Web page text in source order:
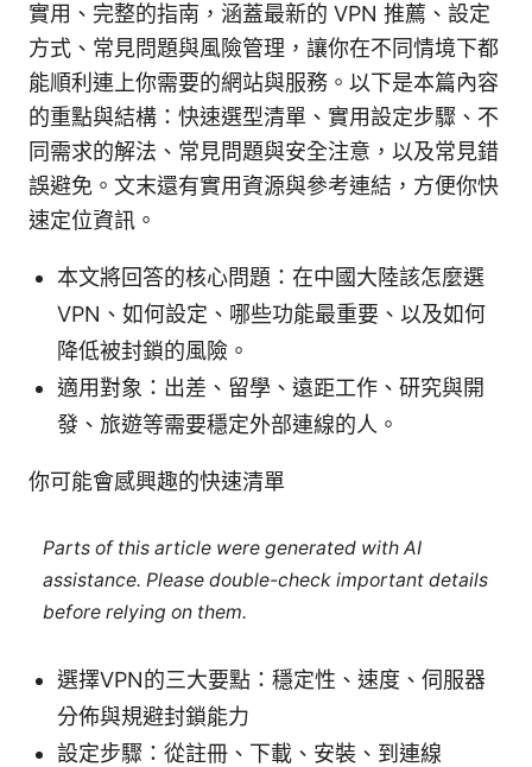
實用、完整的指南，涵蓋最新的 VPN 推薦、設定
方式、常見問題與風險管理，讓你在不同情境下都
能順利連上你需要的網站與服務。以下是本篇內容
的重點與結構：快速選型清單、實用設定步驟、不
同需求的解法、常見問題與安全注意，以及常見錯
誤避免。文末還有實用資源與參考連結，方便你快
速定位資訊。
本文將回答的核心問題：在中國大陸該怎麼選
VPN、如何設定、哪些功能最重要、以及如何
降低被封鎖的風險。
適用對象：出差、留學、遠距工作、研究與開
發、旅遊等需要穩定外部連線的人。
你可能會感興趣的快速清單
Parts of this article were generated with AI
assistance. Please double-check important details
before relying on them.
選擇VPN的三大要點：穩定性、速度、伺服器
分佈與規避封鎖能力
設定步驟：從註冊、下載、安裝、到連線